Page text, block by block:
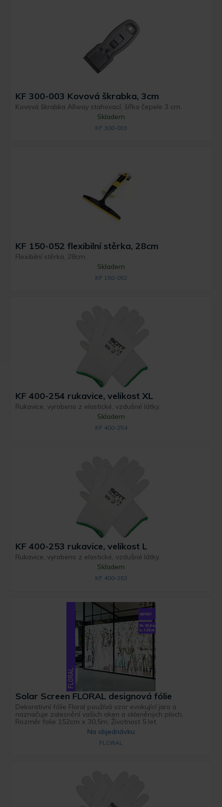
KF 300-003 Kovová škrabka, 3cm
Kovová škrabka Allway stahovací, šířka čepele 3 cm.
Skladem
KF 300-003
KF 150-052 flexibilní stěrka, 28cm
Flexibilní stěrka, 28cm.
Skladem
KF 150-052
KF 400-254 rukavice, velikost XL
Rukavice, vyrobeno z elastické, vzdušné látky.
Skladem
KF 400-254
KF 400-253 rukavice, velikost L
Rukavice, vyrobeno z elastické, vzdušné látky.
Skladem
KF 400-253
Solar Screen FLORAL designová fólie
Dekorativní fólie Floral používá vzor evokující jaro a
naznačuje zalesnění vašich oken a skleněných ploch.
Rozměr folie 152cm x 30,5m. Životnost 5 let.
Na objednávku
FLORAL